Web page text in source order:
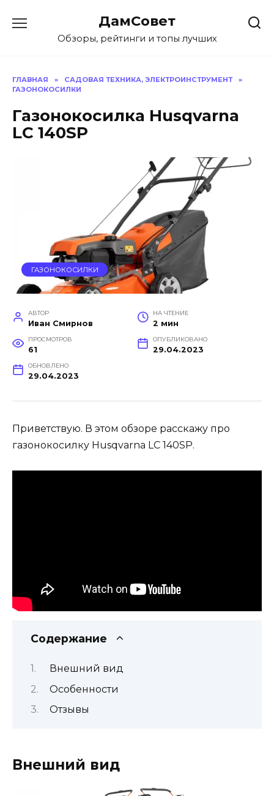
содержанию
ДамСовет
Обзоры, рейтинги и топы лучших
ГЛАВНАЯ » САДОВАЯ ТЕХНИКА, ЭЛЕКТРОИНСТРУМЕНТ
»
ГАЗОНОКОСИЛКИ
Газонокосилка Husqvarna
LC 140SP
ГАЗОНОКОСИЛКИ
АВТОР
Иван Смирнов
НА ЧТЕНИЕ
2 мин
ПРОСМОТРОВ
61
ОПУБЛИКОВАНО
29.04.2023
ОБНОВЛЕНО
29.04.2023
Приветствую. В этом обзоре расскажу про
газонокосилку Husqvarna LC 140SP.
Содержание
Внешний вид
Особенности
Отзывы
Внешний вид